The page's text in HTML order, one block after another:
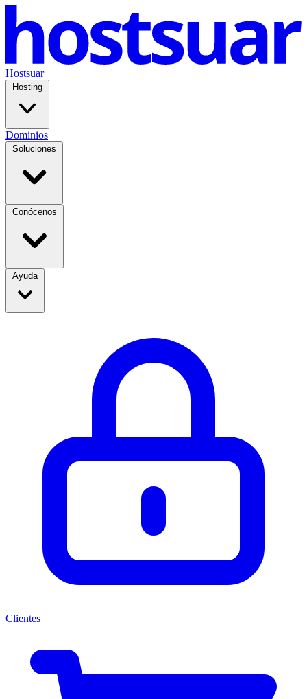
Hostsuar
Hosting
Dominios
Soluciones
Conócenos
Ayuda
Clientes